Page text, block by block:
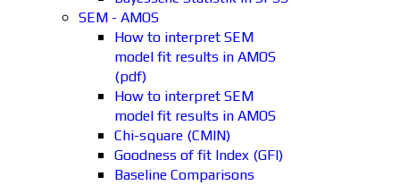
SEM - AMOS
How to interpret SEM
model fit results in AMOS
(pdf)
How to interpret SEM
model fit results in AMOS
Chi-square (CMIN)
Goodness of fit Index (GFI)
Baseline Comparisons